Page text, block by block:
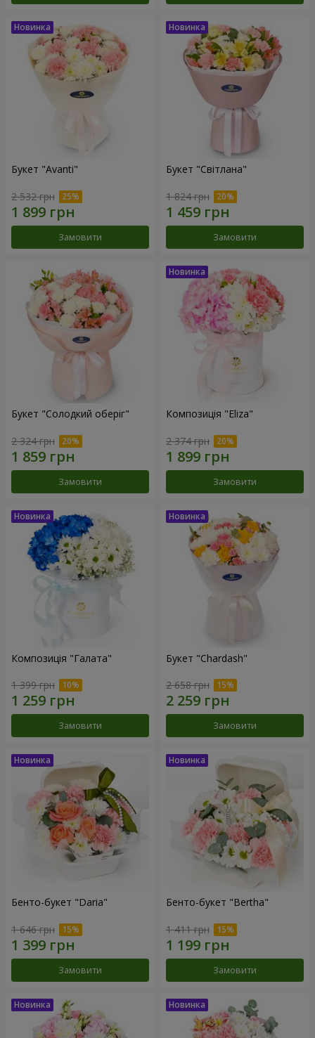
Букет "Avanti"
2 532 грн
Замовити
Букет "Світлана"
1 824 грн
Замовити
Букет "Солодкий оберіг"
2 324 грн
Замовити
Композиція "Eliza"
2 374 грн
Замовити
Композиція "Галата"
1 399 грн
Замовити
Букет "Chardash"
2 658 грн
Замовити
Бенто-букет "Daria"
1 646 грн
Замовити
Бенто-букет "Bertha"
1 411 грн
Замовити